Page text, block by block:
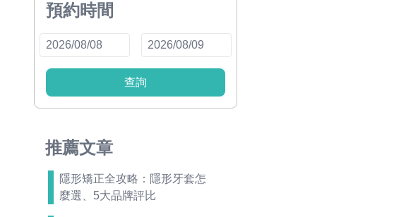
預約時間
查詢
推薦文章
隱形矯正全攻略：隱形牙套怎
麼選、5大品牌評比